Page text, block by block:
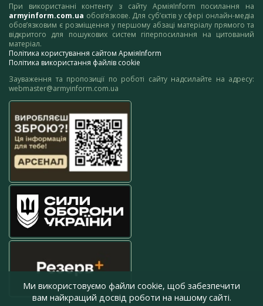
При використанні контенту з сайту АрміяInform посилання на
armyinform.com.ua обов’язкове. Для суб’єктів у сфері онлайн-медіа
обов’язковим є розміщення у першому абзаці матеріалу прямого та
відкритого для пошукових систем гіперпосилання на цитований
матеріал.
Політика користування сайтом АрміяInform
Політика використання файлів cookie
Зауваження та пропозиції по роботі сайту надсилайте на адресу:
webmaster@armyinform.com.ua
Ми використовуємо файли cookie, щоб забезпечити
вам найкращий досвід роботи на нашому сайті.